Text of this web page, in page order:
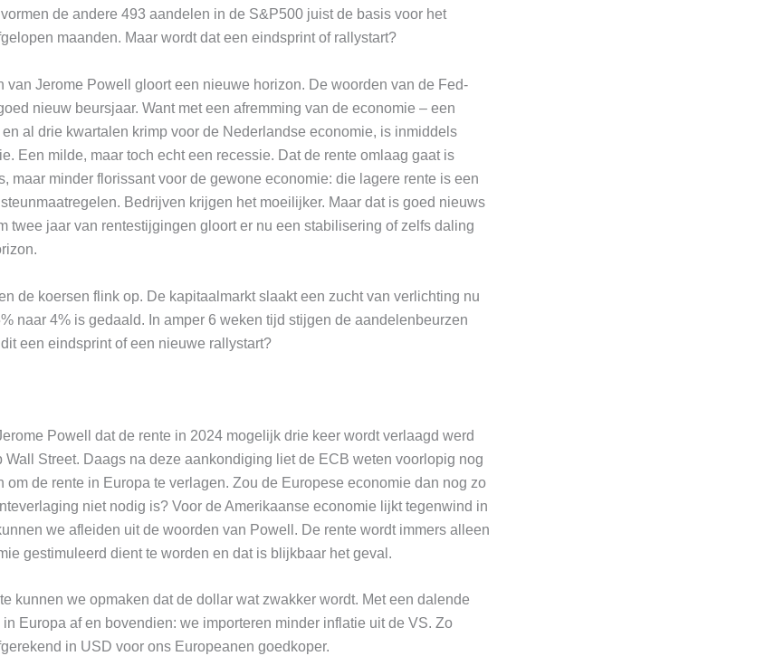
vormen de andere 493 aandelen in de S&P500 juist de basis voor het
maanden. Maar wordt dat een eindsprint of rallystart?
van Jerome Powell gloort een nieuwe horizon. De woorden van de Fed-
nieuw beursjaar. Want met een afremming van de economie – een
al drie kwartalen krimp voor de Nederlandse economie, is inmiddels
Een milde, maar toch echt een recessie. Dat de rente omlaag gaat is
maar minder florissant voor de gewone economie: die lagere rente is een
Bedrijven krijgen het moeilijker. Maar dat is goed nieuws
twee jaar van rentestijgingen gloort er nu een stabilisering of zelfs daling
de koersen flink op. De kapitaalmarkt slaakt een zucht van verlichting nu
naar 4% is gedaald. In amper 6 weken tijd stijgen de aandelenbeurzen
een eindsprint of een nieuwe rallystart?
Powell dat de rente in 2024 mogelijk drie keer wordt verlaagd werd
Wall Street. Daags na deze aankondiging liet de ECB weten voorlopig nog
om de rente in Europa te verlagen. Zou de Europese economie dan nog zo
niet nodig is? Voor de Amerikaanse economie lijkt tegenwind in
we afleiden uit de woorden van Powell. De rente wordt immers alleen
gestimuleerd dient te worden en dat is blijkbaar het geval.
kunnen we opmaken dat de dollar wat zwakker wordt. Met een dalende
Europa af en bovendien: we importeren minder inflatie uit de VS. Zo
in USD voor ons Europeanen goedkoper.